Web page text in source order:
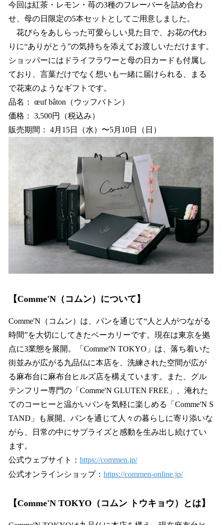
今回は紅茶・レモン・苺の3種のフレーバーを詰め合わ
せ、母の日限定の5本セットとしてご用意しました。
花びらをあしらった可愛らしい見た目で、お花の代わ
りに“ありがとう”の気持ちを添えてお渡しいただけます。
ショッパーにはドライフラワーと母の日カードも付属し
ており、言葉だけでなく想いも一緒に届けられる、まる
で花束のようなギフトです。
品名： œuf bâton（ウッフバトン）
価格： 3,500円（税込み）
販売期間： 4月15日（水）〜5月10日（日）
【Comme'N（コムン）について】
Comme'N（コムン）は、パンを通じて“人と人がつながる
時間”を大切にしてきたベーカリーです。現在は東京を拠
点に3業態を展開。「Comme'N TOKYO」は、落ち着いた
街並みが広がる九品仏に本店を、洗練された空間が広が
る麻布台に麻布台ヒルズ店を構えています。また、グル
テンフリー専門の「Comme'N GLUTEN FREE」、淹れた
てのコーヒーと温かいパンを気軽に楽しめる「Comme'N S
TAND」も展開。パンを通じて人々の暮らしに寄り添いな
がら、日常の中にサプライズと感動を生み出し続けてい
ます。
公式ウェブサイト： https://commen.jp/
公式オンラインショップ： https://commen-online.jp/
【Comme'N TOKYO（コムン トウキョウ）とは】